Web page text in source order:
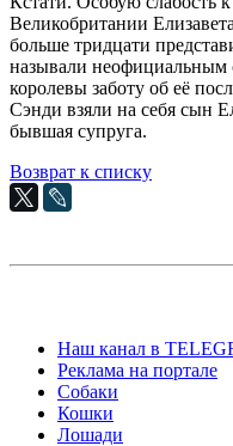
Великобритании
больше тридцати
называли неофициальным
королевы заботу об её
Сэнди взяли на себя сын
бывшая супруга.
Возврат к списку
Наш канал в
Реклама на портале
Собаки
Кошки
Лошади